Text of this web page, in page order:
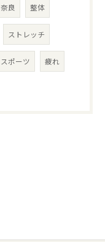
奈良 整体
ストレッチ
スポーツ 疲れ